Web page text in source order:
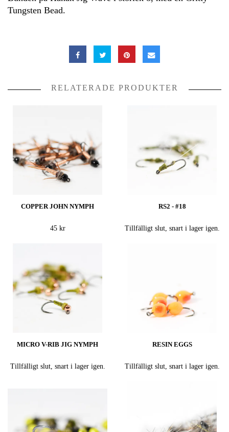
Tungsten Bead.
RELATERADE PRODUKTER
COPPER JOHN NYMPH
45 kr
RS2 - #18
Tillfälligt slut, snart i lager igen.
MICRO V-RIB JIG NYMPH
Tillfälligt slut, snart i lager igen.
RESIN EGGS
Tillfälligt slut, snart i lager igen.